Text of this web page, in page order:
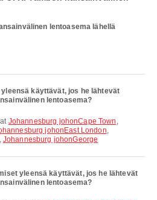
lentoasema lähellä
käyttävät, jos he lähtevät
lentoasema?
Johannesburg johonCape Town ,
johonEast London,
Johannesburg johonGeorge
yleensä käyttävät, jos he lähtevät
lentoasema?